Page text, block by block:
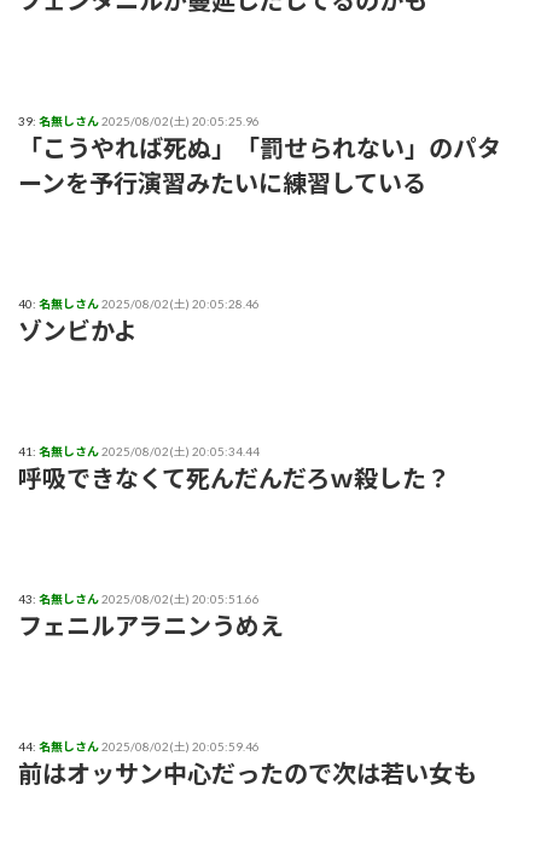
39: 名無しさん2025/08/02(土) 20:05:25.96
「こうやれば死ぬ」「罰せられない」のパタ
ーンを予行演習みたいに練習している
40: 名無しさん2025/08/02(土) 20:05:28.46
ゾンビかよ
41: 名無しさん2025/08/02(土) 20:05:34.44
呼吸できなくて死んだんだろｗ殺した？
43: 名無しさん2025/08/02(土) 20:05:51.66
フェニルアラニンうめえ
44: 名無しさん2025/08/02(土) 20:05:59.46
前はオッサン中心だったので次は若い女も